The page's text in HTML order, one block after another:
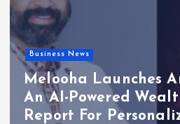
Business News
Launches
AI-Powered Wealth
For Personalized